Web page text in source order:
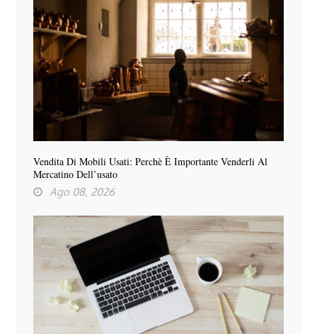
Vendita Di Mobili Usati: Perchè È Importante Venderli Al
Mercatino Dell’usato
Ago 08, 2026